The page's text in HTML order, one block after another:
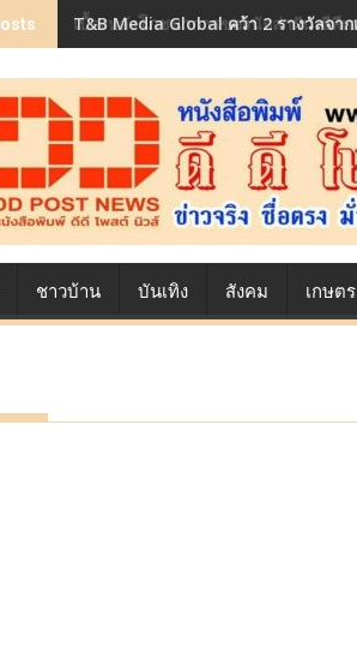
เบื้องหลังโภชนาการของนักล่าฝัน ซีพีเ
ชาวบ้าน บันเทิง สังคม เกษตร